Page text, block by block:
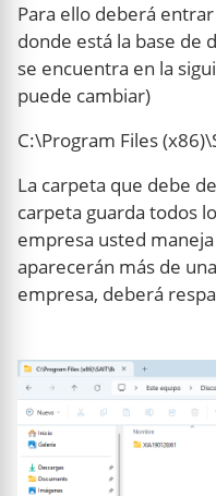
Para ello deberá
donde está la base de
se encuentra en la
puede cambiar)
C:\Program Files
La carpeta que debe
carpeta guarda todos
empresa usted
aparecerán más de
empresa, deberá